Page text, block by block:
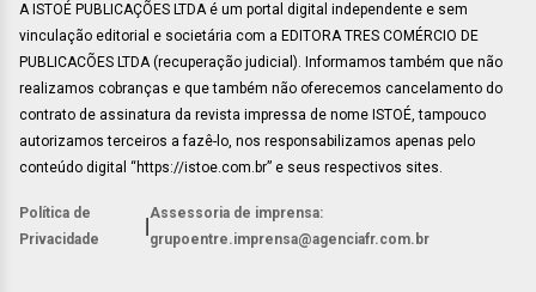
A ISTOÉ PUBLICAÇÕES LTDA é um portal digital independente e sem
vinculação editorial e societária com a EDITORA TRES COMÉRCIO DE
PUBLICACÕES LTDA (recuperação judicial). Informamos também que não
realizamos cobranças e que também não oferecemos cancelamento do
contrato de assinatura da revista impressa de nome ISTOÉ, tampouco
autorizamos terceiros a fazê-lo, nos responsabilizamos apenas pelo
conteúdo digital “https://istoe.com.br” e seus respectivos sites.
Política de
Privacidade
Assessoria de imprensa:
grupoentre.imprensa@agenciafr.com.br